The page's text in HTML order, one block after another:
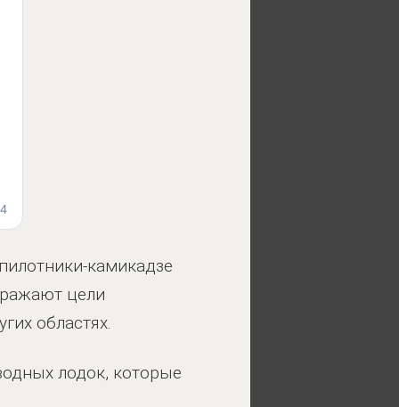
камикадзе
цели
областях.
лодок, которые